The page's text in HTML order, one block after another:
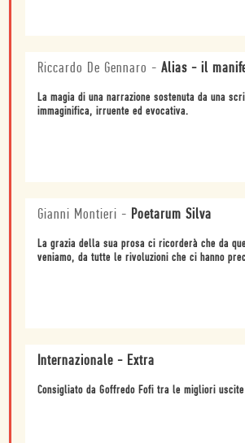
Riccardo De Gennaro - Alias - il
La magia di una narrazione sostenuta da una
immaginifica, irruente ed evocativa.
Gianni Montieri - Poetarum Silva
La grazia della sua prosa ci ricorderà che da
veniamo, da tutte le rivoluzioni che ci hanno
Internazionale - Extra
Consigliato da Goffredo Fofi tra le migliori